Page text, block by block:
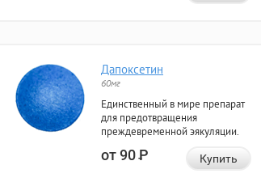
Дапоксетин
60мг
Единственный в мире препарат
для предотвращения
преждевременной эякуляции.
от 90Р Купить